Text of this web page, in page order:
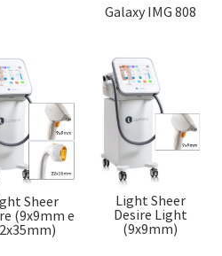
Galaxy IMG 808
Sheer
(9x9mm e
Light Sheer
Desire Light
(9x9mm)